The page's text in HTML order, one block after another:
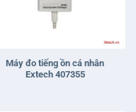
Máy đo tiếng ồn cá nhân
Extech 407355